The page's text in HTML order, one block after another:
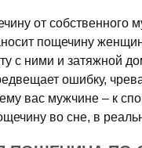
от собственного
пощечину
с ними и затяжной
ошибку,
вас мужчине – к
во сне, в